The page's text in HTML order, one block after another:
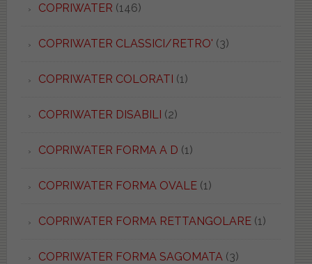
COPRIWATER (146)
COPRIWATER CLASSICI/RETRO' (3)
COPRIWATER COLORATI (1)
COPRIWATER DISABILI (2)
COPRIWATER FORMA A D (1)
COPRIWATER FORMA OVALE(1)
COPRIWATER FORMA RETTANGOLARE(1)
COPRIWATER FORMA SAGOMATA (3)